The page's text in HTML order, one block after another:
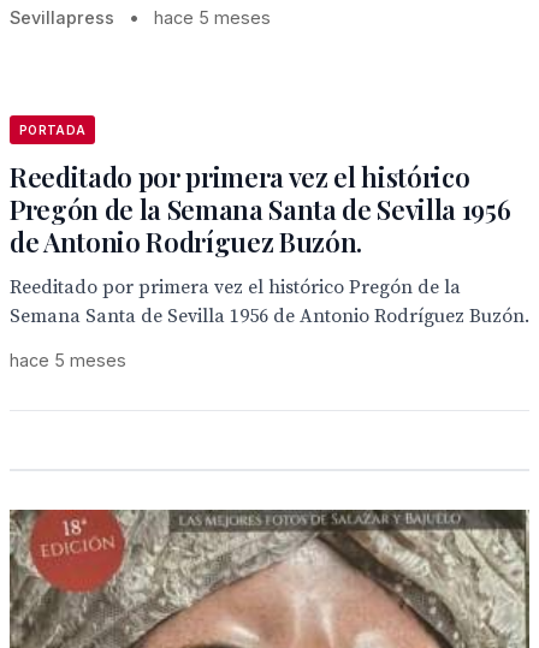
Sevillapress • hace 5 meses
PORTADA
Reeditado por primera vez el histórico
Pregón de la Semana Santa de Sevilla 1956
de Antonio Rodríguez Buzón.
Reeditado por primera vez el histórico Pregón de la
Semana Santa de Sevilla 1956 de Antonio Rodríguez Buzón.
hace 5 meses